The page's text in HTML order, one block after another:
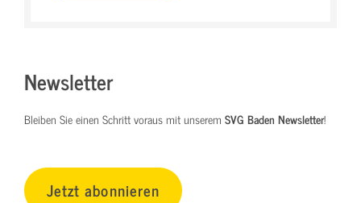
Newsletter
Bleiben Sie einen Schritt voraus mit unserem SVG Baden Newsletter!
Jetzt abonnieren